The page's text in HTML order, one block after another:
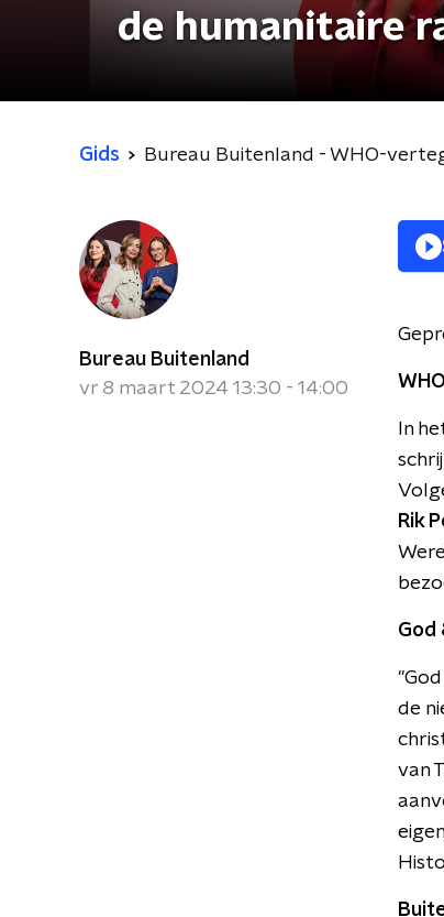
de humanitaire
Gids Bureau Buitenland - WHO-
Bureau Buitenland
vr 8 maart 2024 13:30 - 14:00
In
Rik
God
de
van